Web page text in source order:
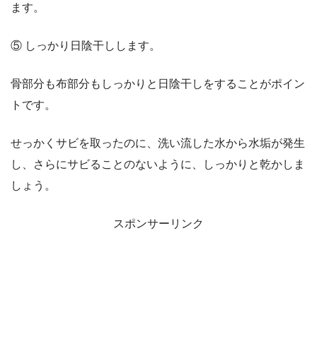
ます。
⑤ しっかり日陰干しします。
骨部分も布部分もしっかりと日陰干しをすることがポイン
トです。
せっかくサビを取ったのに、洗い流した水から水垢が発生
し、さらにサビることのないように、しっかりと乾かしま
しょう。
スポンサーリンク